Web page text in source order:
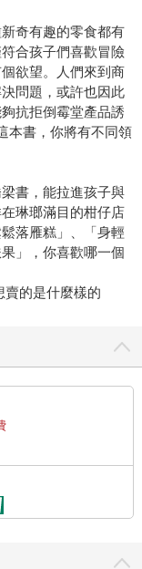
奇有趣的零食都有
合孩子們喜歡冒險
欲望。人們來到商
問題，或許也因此
抗拒倒霉堂產品誘
本書，你將有不同領
書，能拉進孩子與
琳瑯滿目的柑仔店
落雁糕」、「身輕
」，你喜歡哪一個
賣的是什麼樣的